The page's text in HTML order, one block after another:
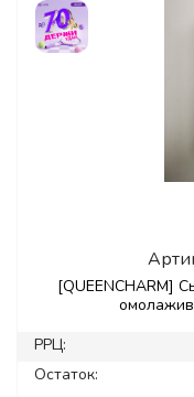
[QUEENCHARM]
РРЦ:
Остаток: